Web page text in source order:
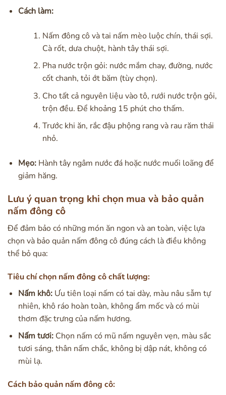
Cách làm:
Nấm đông cô và tai nấm mèo luộc chín, thái sợi.
Cà rốt, dưa chuột, hành tây thái sợi.
Pha nước trộn gỏi: nước mắm chay, đường, nước
cốt chanh, tỏi ớt băm (tùy chọn).
Cho tất cả nguyên liệu vào tô, rưới nước trộn gỏi,
trộn đều. Để khoảng 15 phút cho thấm.
Trước khi ăn, rắc đậu phộng rang và rau răm thái
nhỏ.
Mẹo:Hành tây ngâm nước đá hoặc nước muối loãng để
giảm hăng.
Lưu ý quan trọng khi chọn mua và bảo quản
nấm đông cô
Để đảm bảo có những món ăn ngon và an toàn, việc lựa
chọn và bảo quản nấm đông cô đúng cách là điều không
thể bỏ qua:
Tiêu chí chọn nấm đông cô chất lượng:
Nấm khô:Ưu tiên loại nấm có tai dày, màu nâu sẫm tự
nhiên, khô ráo hoàn toàn, không ẩm mốc và có mùi
thơm đặc trưng của nấm hương.
Nấm tươi:Chọn nấm có mũ nấm nguyên vẹn, màu sắc
tươi sáng, thân nấm chắc, không bị dập nát, không có
mùi lạ.
Cách bảo quản nấm đông cô: